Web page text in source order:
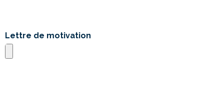
Lettre de motivation